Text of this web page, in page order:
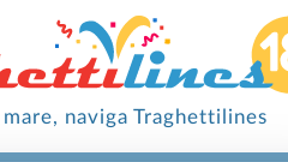
naviga Traghettilines